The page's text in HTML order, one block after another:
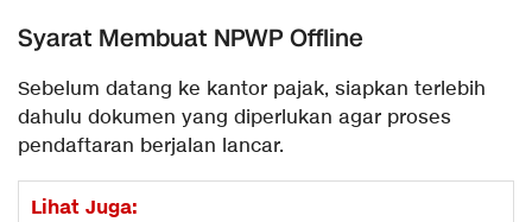
Syarat Membuat NPWP Offline
Sebelum datang ke kantor pajak, siapkan terlebih
dahulu dokumen yang diperlukan agar proses
pendaftaran berjalan lancar.
Lihat Juga: